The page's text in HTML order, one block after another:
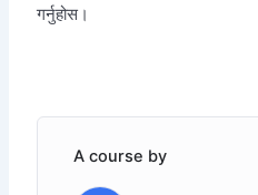
गर्नुहोस।
A course by